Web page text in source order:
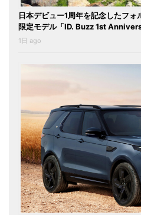
日本デビュー1周年を記念したフ
限定モデル「ID. Buzz 1st
1日 ago